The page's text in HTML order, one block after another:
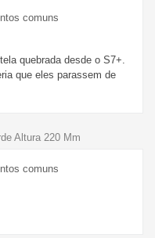
comuns
quebrada desde o S7+.
que eles parassem de
Altura 220 Mm
comuns